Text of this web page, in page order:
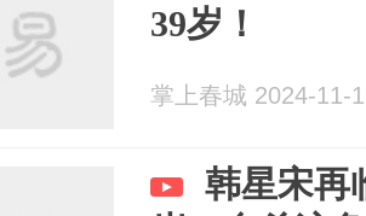
39岁！
掌上春城 2024-11-
韩星宋再